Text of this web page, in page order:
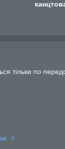
тільки по